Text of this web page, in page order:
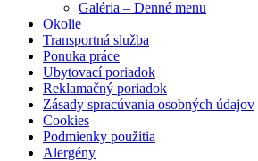
Galéria – Denné menu
Okolie
Transportná služba
Ponuka práce
Ubytovací poriadok
Reklamačný poriadok
Zásady spracúvania osobných údajov
Cookies
Podmienky použitia
Alergény